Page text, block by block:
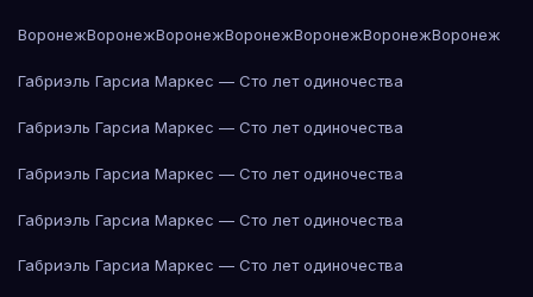
ВоронежВоронежВоронежВоронежВоронежВоронежВоронеж
Габриэль Гарсиа Маркес — Сто лет одиночества
Габриэль Гарсиа Маркес — Сто лет одиночества
Габриэль Гарсиа Маркес — Сто лет одиночества
Габриэль Гарсиа Маркес — Сто лет одиночества
Габриэль Гарсиа Маркес — Сто лет одиночества